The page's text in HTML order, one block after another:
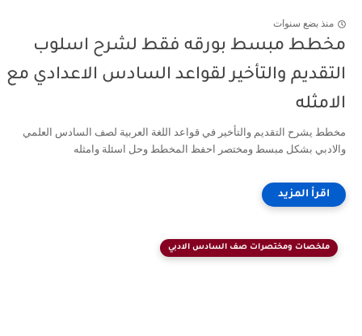
منذ بضع سنوات
مخطط مبسط بورقه فقط لشرح اسلوب
التقديم والتأخير لقواعد السادس الاعدادي مع
الامثله
مخطط يشرح التقديم والتأخير في قواعد اللغة العربية لصف السادس العلمي
والادبي بشكل مبسط ومختصر احفظ المخطط وحل اسئلة وامثله
ملخصات ومختصرات صف السادس الادبي